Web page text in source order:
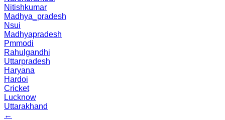
Nitishkumar
Madhya_pradesh
Nsui
Madhyapradesh
Pmmodi
Rahulgandhi
Uttarpradesh
Haryana
Hardoi
Cricket
Lucknow
Uttarakhand
←